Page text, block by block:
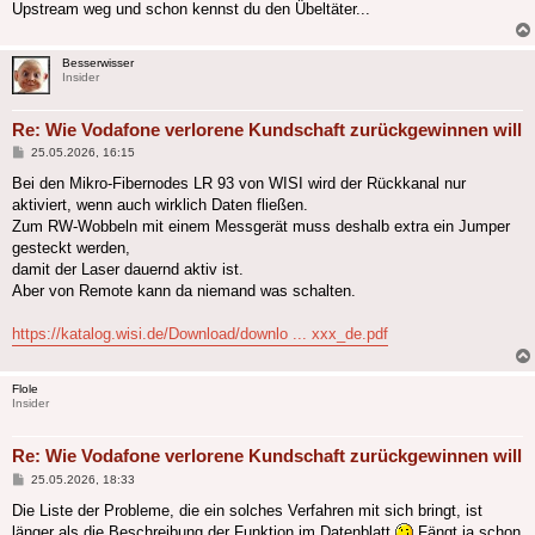
Upstream weg und schon kennst du den Übeltäter...
Besserwisser
Insider
Re: Wie Vodafone verlorene Kundschaft zurückgewinnen will
Beitrag
25.05.2026, 16:15
Bei den Mikro-Fibernodes LR 93 von WISI wird der Rückkanal nur
aktiviert, wenn auch wirklich Daten fließen.
Zum RW-Wobbeln mit einem Messgerät muss deshalb extra ein Jumper
gesteckt werden,
damit der Laser dauernd aktiv ist.
Aber von Remote kann da niemand was schalten.
https://katalog.wisi.de/Download/downlo ... xxx_de.pdf
Flole
Insider
Re: Wie Vodafone verlorene Kundschaft zurückgewinnen will
Beitrag
25.05.2026, 18:33
Die Liste der Probleme, die ein solches Verfahren mit sich bringt, ist